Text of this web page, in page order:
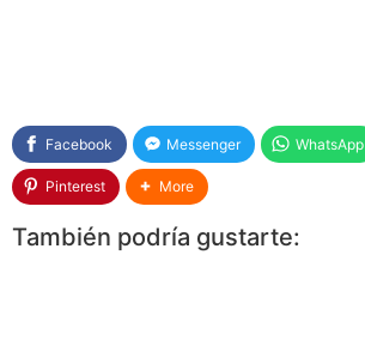
Facebook Messenger WhatsApp
Pinterest More
También podría gustarte: